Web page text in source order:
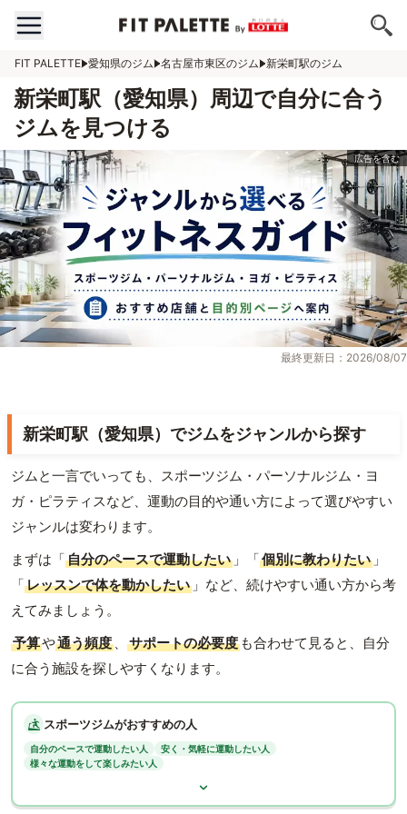
FIT PALETTE 愛知県のジム 名古屋市東区のジム 新栄町駅のジム
新栄町駅（愛知県）周辺で自分に合う
ジムを見つける
最終更新日：2026/08/07
新栄町駅（愛知県）でジムをジャンルから探す
ジムと一言でいっても、スポーツジム・パーソナルジム・ヨ
ガ・ピラティスなど、運動の目的や通い方によって選びやすい
ジャンルは変わります。
まずは「自分のペースで運動したい 」「個別に教わりたい 」
「レッスンで体を動かしたい 」など、続けやすい通い方から考
えてみましょう。
予算や通う頻度 、 サポートの必要度 も合わせて見ると、自分
に合う施設を探しやすくなります。
スポーツジムがおすすめの人
自分のペースで運動したい人
安く・気軽に運動したい人
様々な運動をして楽しみたい人